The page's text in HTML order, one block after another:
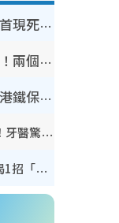
奪命寄生蟲｜食生菜狂瀉首現死者！疫潮惡化錄1.8萬宗病例 揭洗菜3大謬誤
銀行高層戀上水療女技師！兩個月借128萬驚覺「沉船」沉落火海 揭背後疑似邪教操控賣淫
內地客歎港人唔識老！揭港鐵保鮮級冷氣 港人求放過：咪投訴
牙線棒亂用隨時越清越污糟！牙醫驚揭盲目過戶細菌恐致蛀牙：呢種先係日常真保養
WhatsApp預設貼圖點刪？揭1招「反向操作」還原簡潔介面 附3步實測教學